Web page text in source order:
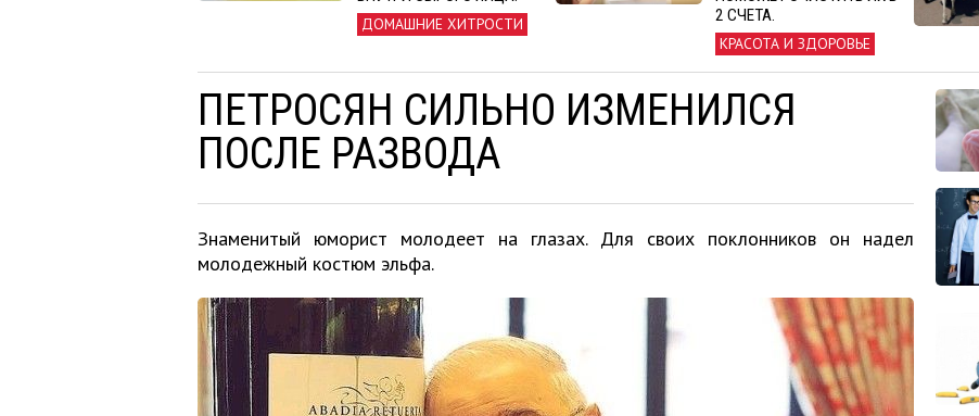
ДОМАШНИЕ ХИТРОСТИ
2 СЧЕТА.
КРАСОТА И ЗДОРОВЬЕ
ПЕТРОСЯН СИЛЬНО ИЗМЕНИЛСЯ
ПОСЛЕ РАЗВОДА
Знаменитый юморист молодеет на глазах. Для своих поклонников он надел
молодежный костюм эльфа.